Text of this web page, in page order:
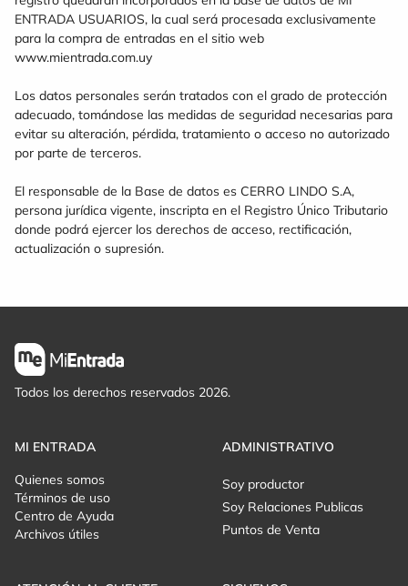
ENTRADA USUARIOS, la cual será procesada exclusivamente
para la compra de entradas en el sitio web
www.mientrada.com.uy
Los datos personales serán tratados con el grado de protección
adecuado, tomándose las medidas de seguridad necesarias para
evitar su alteración, pérdida, tratamiento o acceso no autorizado
por parte de terceros.
El responsable de la Base de datos es CERRO LINDO S.A,
persona jurídica vigente, inscripta en el Registro Único Tributario
donde podrá ejercer los derechos de acceso, rectificación,
actualización o supresión.
Todos los derechos reservados 2026.
MI ENTRADA
Quienes somos
Términos de uso
Centro de Ayuda
Archivos útiles
ADMINISTRATIVO
Soy productor
Soy Relaciones Publicas
Puntos de Venta